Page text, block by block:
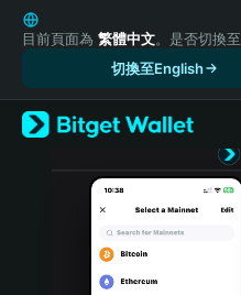
English
日本語
Русский
Español (Latinoamérica)
Türkçe
目前頁面為 繁體中文。是否切換至
切換至English